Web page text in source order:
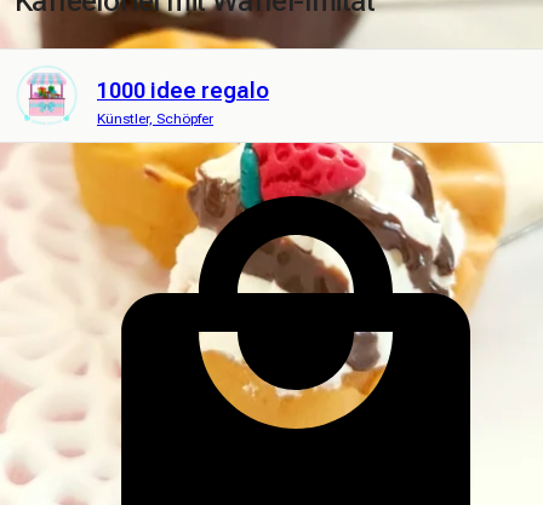
1000 idee regalo
Künstler, Schöpfer